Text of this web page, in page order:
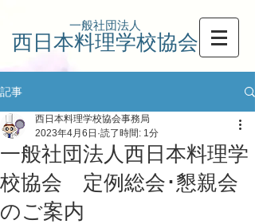
一般社団法人
西日本料理学校協会
記事
一般社団法人西日本料理学
校協会 定例総会･懇親会
のご案内
西日本料理学校協会事務局
2023年4月6日 読了時間: 1分